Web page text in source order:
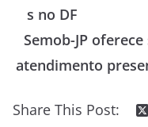
s no DF
Semob-JP
atendimento
Share This Post: